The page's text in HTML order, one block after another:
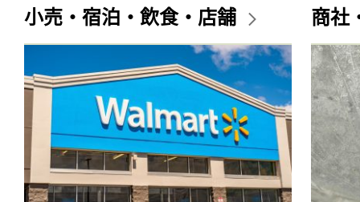
小売・宿泊・飲食・店舗 商社